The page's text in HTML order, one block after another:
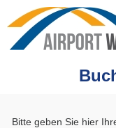
Bitte geben Sie hier